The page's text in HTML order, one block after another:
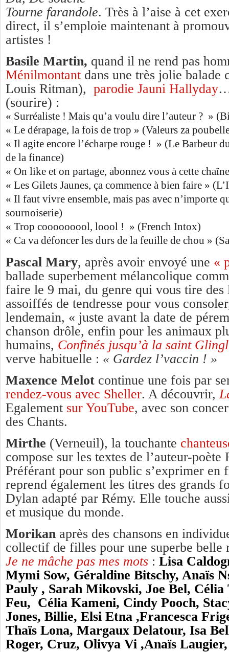
Tourne farandole. Très à l’aise à cet
direct, il s’emploie maintenant à
artistes !
Basile Martin, quand il ne rend pas
Ménilmontant dans une très jolie balade
Louis Ritman), parodie Jauni Hallyday
(sourire) :
« Surréaliste ! Mais qu’a voulu dire l’auteur ? »
« Le dérapage, la fois de trop » (Valeurs za
« Il agite encore l’écharpe rouge ! » (Le Barbeur
de la finance)
« On like et on partage, abonnez vous à cette
« Les Gilets Jaunes, ça commence à bien faire »
« Il faut vivre ensemble, mais pas avec n’importe
sournoiserie)
« Trop cooooooool, loool ! » (French Intox)
« Ca va défoncer les durs de la feuille de chou »
Pascal Mary, après avoir envoyé une «
ballade superbement mélancolique
faire le 9 mai, du genre qui vous tire des
assoiffés de tendresse pour vous
lendemain, « juste avant la date de
chanson drôle, enfin pour les animaux
humains, Confinés jusqu’à la saint
verve habituelle : « Gardez l’vaccin ! »
Maxence Melot continue une fois par
rendez-vous avec Sheller. A découvrir,
Egalement sur YouTube, avec son
des Chants.
Mirthe (Verneuil), la touchante
compose sur les textes de l’auteur-
Préférant pour son public s’exprimer en
reprend également les titres des grands
Dylan adapté par Rémy. Elle touche
et musique du monde.
Morikan après des chansons en
collectif de filles pour une superbe belle
Je ne mâche pas mes mots : Lisa
Mymi Sow, Géraldine Bitschy, Anaïs
Pauly , Sarah Mikovski, Joe Bel, Célia
Feu, Célia Kameni, Cindy Pooch,
Jones, Billie, Elsi Etna ,Francesca
Thaïs Lona, Margaux Delatour, Isa
Roger, Cruz, Olivya Vi ,Anaïs